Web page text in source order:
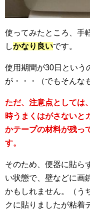
使ってみたところ、手
しかなり良いです。
使用期間が30日という
が・・・（でもそんな
ただ、注意点としては
時うまくはがさないと
かテープの材料が残っ
す。
そのため、便器に貼ら
い状態で、壁などに画
かもしれません。（う
クに貼りましたが粘着